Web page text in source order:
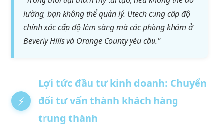
lường, bạn không thể quản lý. Utech cung cấp độ
chính xác cấp độ lâm sàng mà các phòng khám ở
Beverly Hills và Orange County yêu cầu."
Lợi tức đầu tư kinh doanh: Chuyển
đổi tư vấn thành khách hàng
trung thành